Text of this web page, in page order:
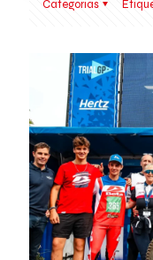
Categorias